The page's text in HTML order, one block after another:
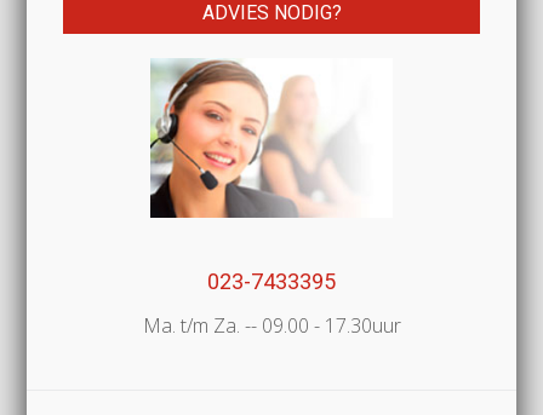
ADVIES NODIG?
023-7433395
Ma. t/m Za. -- 09.00 - 17.30uur